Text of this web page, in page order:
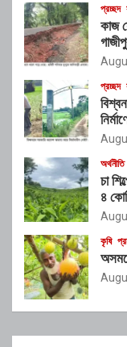
প্রচ্ছদ
কাজ
প্রচ্ছদ
আলীর
অর্থনীতি
চা
৪
কৃষি